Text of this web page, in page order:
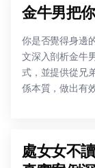
金牛男把
你是否覺得身邊
文深入剖析金牛
式，並提供從兄
係本質，做出有
處女女不